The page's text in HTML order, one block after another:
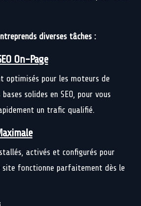
diverses tâches :
On-Page
optimisés pour les moteurs de
solides en SEO, pour vous
un trafic qualifié.
activés et configurés pour
fonctionne parfaitement dès le